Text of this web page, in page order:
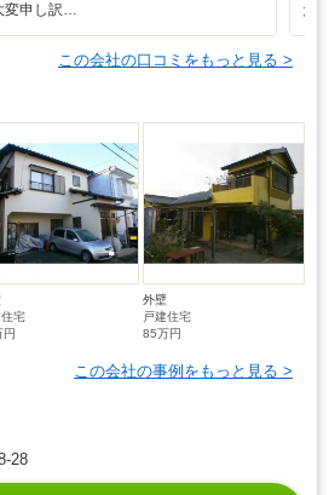
変申し訳…
た
この会社の口コミをもっと見る >
住宅
外壁
戸建住宅
85万円
この会社の事例をもっと見る >
28